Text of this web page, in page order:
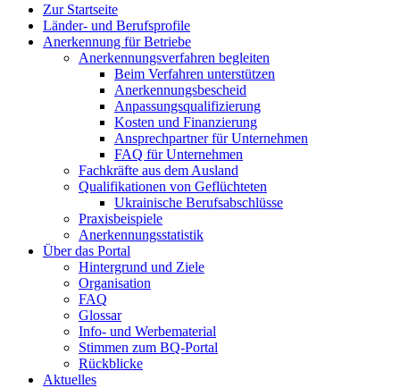
Zur Startseite
Länder- und Berufsprofile
Anerkennung für Betriebe
Anerkennungsverfahren begleiten
Beim Verfahren unterstützen
Anerkennungsbescheid
Anpassungsqualifizierung
Kosten und Finanzierung
Ansprechpartner für Unternehmen
FAQ für Unternehmen
Fachkräfte aus dem Ausland
Qualifikationen von Geflüchteten
Ukrainische Berufsabschlüsse
Praxisbeispiele
Anerkennungsstatistik
Über das Portal
Hintergrund und Ziele
Organisation
FAQ
Glossar
Info- und Werbematerial
Stimmen zum BQ-Portal
Rückblicke
Aktuelles